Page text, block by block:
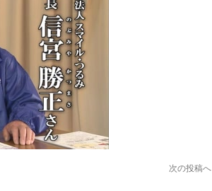
次の投稿へ